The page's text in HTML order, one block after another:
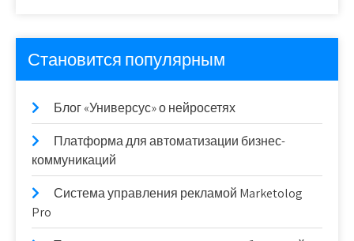
Становится популярным
Блог «Универсус» о нейросетях
Платформа для автоматизации бизнес-
коммуникаций
Система управления рекламой Marketolog
Pro